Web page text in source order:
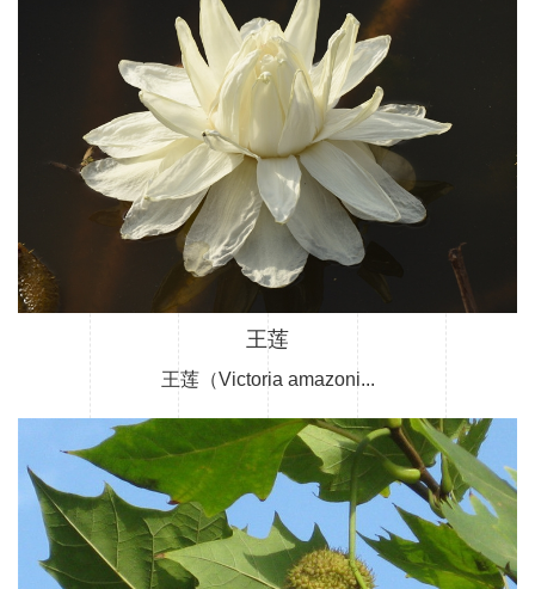
王莲
王莲（Victoria amazoni...